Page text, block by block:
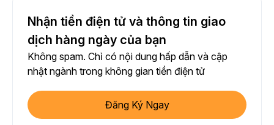
Nhận tiền điện tử và thông tin giao
dịch hàng ngày của bạn
Không spam. Chỉ có nội dung hấp dẫn và cập
nhật ngành trong không gian tiền điện tử
Đăng Ký Ngay